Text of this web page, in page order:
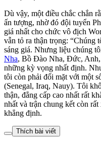
Dù vậy, một điều chắc chắn
ấn tượng, nhờ đó đội tuyển
giá nhất cho chức vô địch
vẫn tỏ ra thận trọng: “Chúng
sáng giá. Nhưng liệu chúng
Nha, Bồ Đào Nha, Đức,
những kỳ vọng nhất định.
tôi còn phải đối mặt với một
(Senegal, Iraq, Nauy). Tôi
thận, đẳng cấp cao nhất rất
nhất và trận chung kết còn
khẳng định.
Thích bài viết